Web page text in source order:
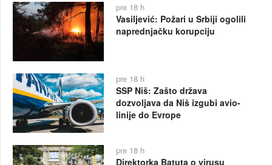
pre 18 h
Vasiljević: Požari u Srbiji ogolili
naprednjačku korupciju
pre 18 h
SSP Niš: Zašto država
dozvoljava da Niš izgubi avio-
linije do Evrope
pre 18 h
Direktorka Batuta o virusu